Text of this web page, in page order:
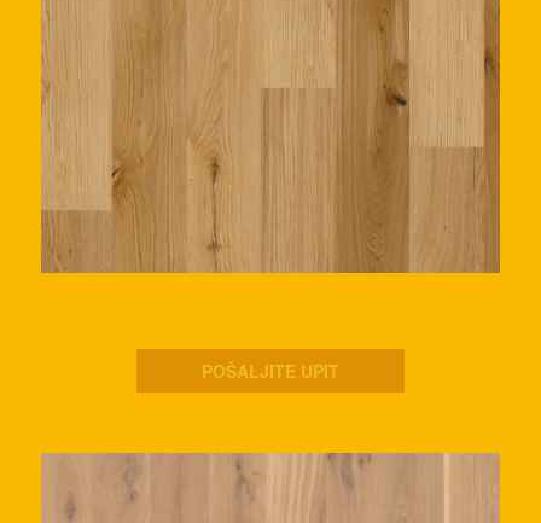
POŠALJITE UPIT